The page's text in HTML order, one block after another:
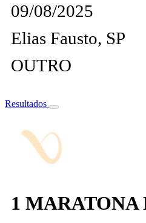
09/08/2025
Elias Fausto, SP
OUTRO
Resultados
1